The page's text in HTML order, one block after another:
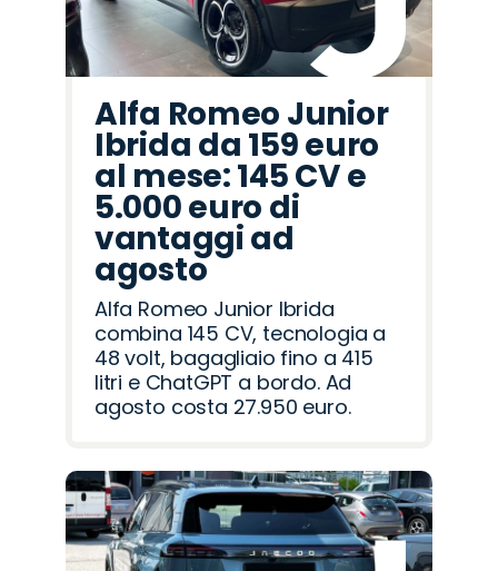
Alfa Romeo Junior
Ibrida da 159 euro
al mese: 145 CV e
5.000 euro di
vantaggi ad
agosto
Alfa Romeo Junior Ibrida
combina 145 CV, tecnologia a
48 volt, bagagliaio fino a 415
litri e ChatGPT a bordo. Ad
agosto costa 27.950 euro.